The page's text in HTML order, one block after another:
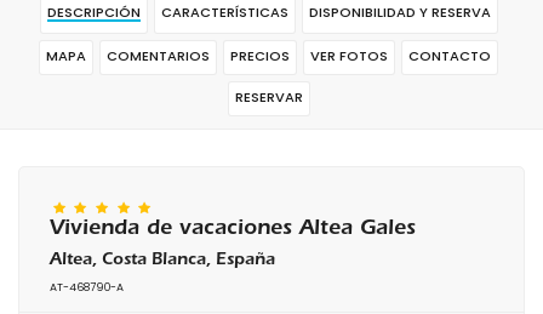
DESCRIPCIÓN CARACTERÍSTICAS DISPONIBILIDAD Y RESERVA
MAPA COMENTARIOS PRECIOS VER FOTOS CONTACTO
RESERVAR
Vivienda de vacaciones Altea Gales
Altea, Costa Blanca, España
AT-468790-A